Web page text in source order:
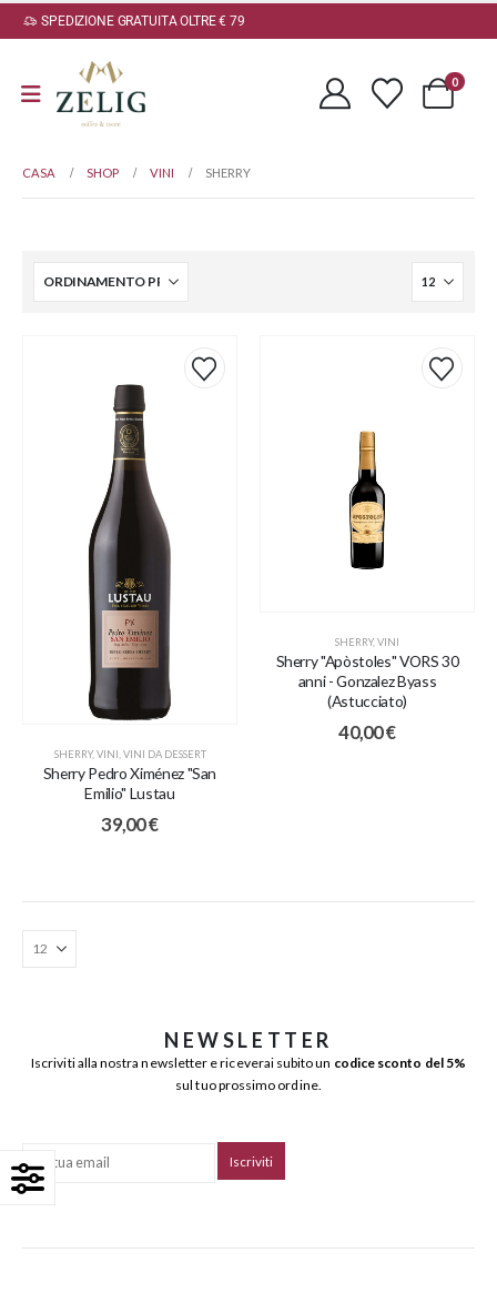
SPEDIZIONE GRATUITA OLTRE € 79
0
CASA SHOP VINI SHERRY
SHERRY, VINI VINI DA DESSERT
Sherry Pedro Ximénez "San
Emilio" Lustau
39,00€
SHERRY, VINI
Sherry "Apòstoles" VORS 30
anni - Gonzalez Byass
(Astucciato)
40,00€
NEWSLETTER
Iscriviti alla nostra newsletter e riceverai subito un codice sconto del 5%
sul tuo prossimo ordine.